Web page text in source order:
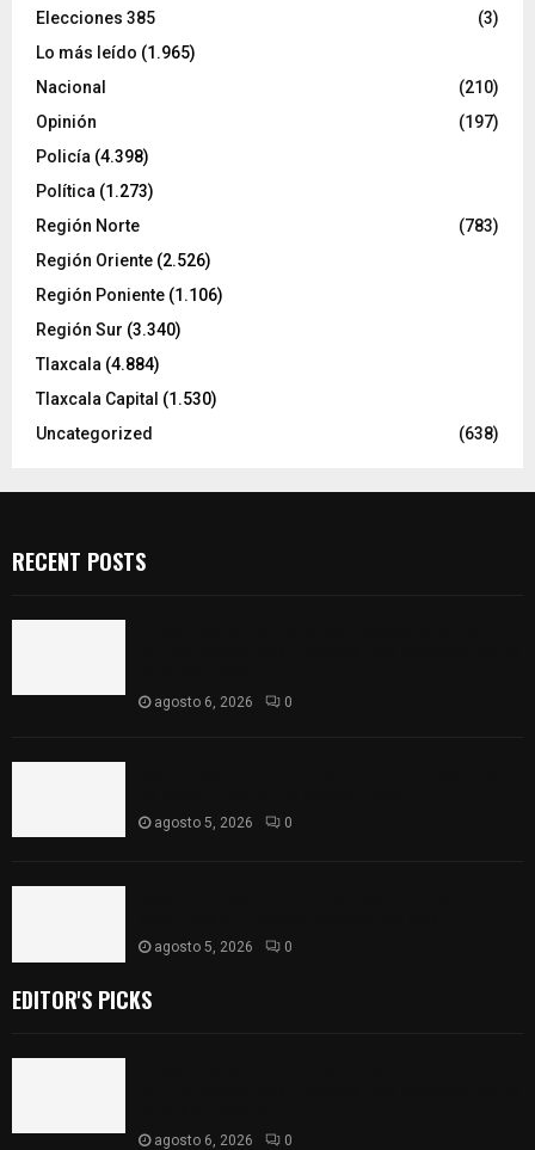
Elecciones 385
(3)
Lo más leído (1.965)
Nacional
(210)
Opinión
(197)
Policía (4.398)
Política (1.273)
Región Norte
(783)
Región Oriente (2.526)
Región Poniente (1.106)
Región Sur (3.340)
Tlaxcala (4.884)
Tlaxcala Capital (1.530)
Uncategorized
(638)
RECENT POSTS
agosto 6, 2026 0
agosto 5, 2026 0
agosto 5, 2026 0
EDITOR'S PICKS
agosto 6, 2026 0